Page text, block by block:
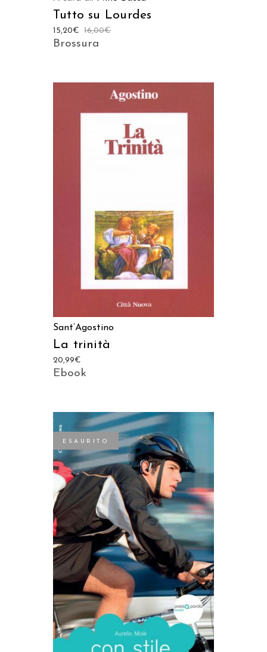
Tutto su Lourdes
16,00€
15,20€
Brossura
Sant’Agostino
La trinità
20,99€
Ebook
ESAURITO
LEGGI TUTTO